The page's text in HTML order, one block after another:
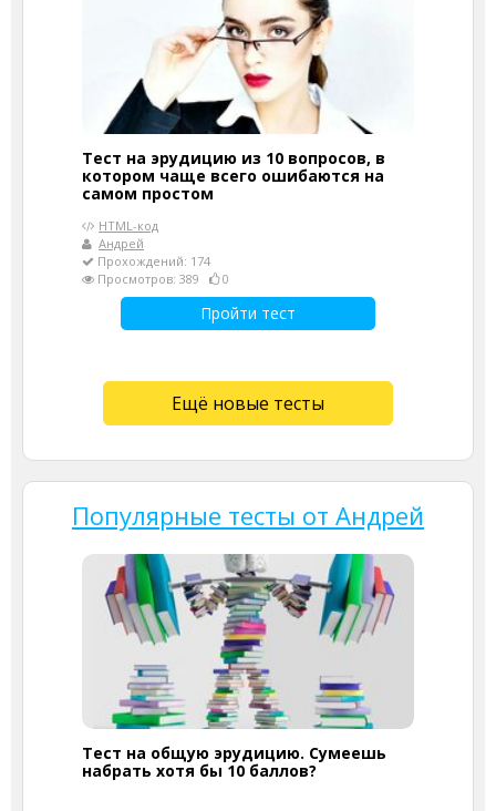
Тест на эрудицию из 10 вопросов, в
котором чаще всего ошибаются на
самом простом
HTML-код
Андрей
Прохождений: 174
Просмотров: 389
0
Пройти тест
Ещё новые тесты
Популярные тесты от Андрей
Тест на общую эрудицию. Сумеешь
набрать хотя бы 10 баллов?